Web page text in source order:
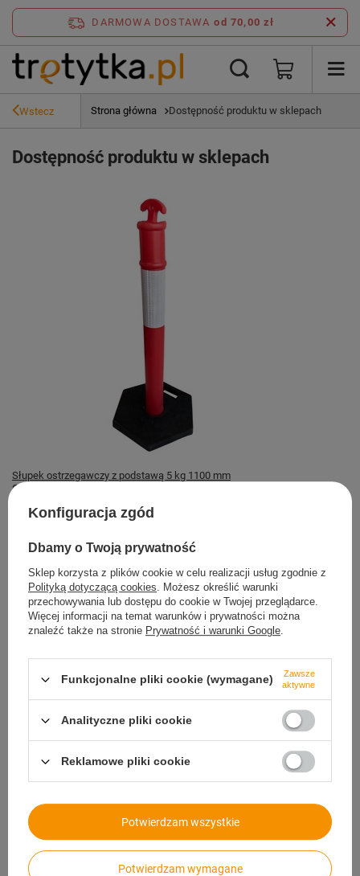
DARMOWA DOSTAWA od 70,00 zł
Wstecz Strona główna Dostępność produktu w sklepach
Dostępność produktu w sklepach
Słupek ostrzegawczy z podstawą 5 kg 1100 mm
200,49 zł
Dostępny
Bezpieczne zakupy
14 dni na zwrot bez podawania przyczyny
Paczkomaty
Konfiguracja zgód
Dbamy o Twoją prywatność
Sklep korzysta z plików cookie w celu realizacji usług zgodnie z
Polityką dotyczącą cookies. Możesz określić warunki
przechowywania lub dostępu do cookie w Twojej przeglądarce.
Więcej informacji na temat warunków i prywatności można
znaleźć także na stronie Prywatność i warunki Google.
Funkcjonalne pliki cookie (wymagane)
Zawsze
aktywne
Analityczne pliki cookie
Reklamowe pliki cookie
Potwierdzam wymagane
Potwierdzam wszystkie